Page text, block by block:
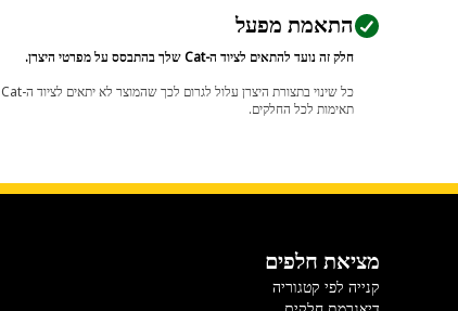
התאמת מפעל
חלק זה נועד להתאים לציוד ה-Cat שלך בהתבסס על מפרטי היצרן.
תאימות לכל החלקים.
מציאת חלפים
קנייה לפי קטגוריה